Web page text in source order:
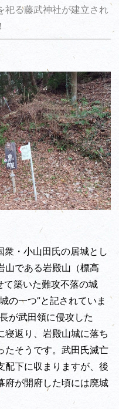
祀る藤武神社が建立され
・小山田氏の居城とし
山である岩殿山（標高
築いた難攻不落の城
の一つ”と記されていま
が武田領に侵攻した
寝返り、岩殿山城に落ち
たそうです。武田氏滅亡
配下に収まりますが、後
府が開府した頃には廃城